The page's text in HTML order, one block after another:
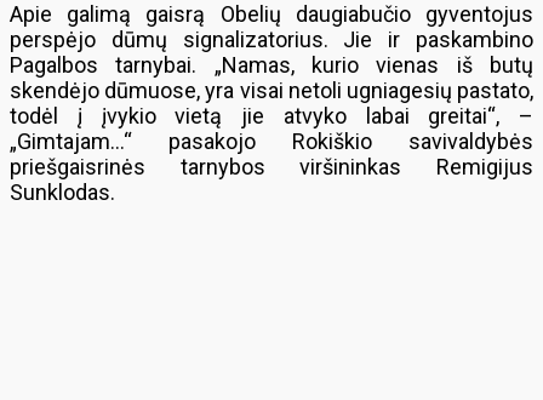
Apie galimą gaisrą Obelių daugiabučio gyventojus
perspėjo dūmų signalizatorius. Jie ir paskambino
Pagalbos tarnybai. „Namas, kurio vienas iš butų
skendėjo dūmuose, yra visai netoli ugniagesių pastato,
todėl į įvykio vietą jie atvyko labai greitai“, –
„Gimtajam…“ pasakojo Rokiškio savivaldybės
priešgaisrinės tarnybos viršininkas Remigijus
Sunklodas.